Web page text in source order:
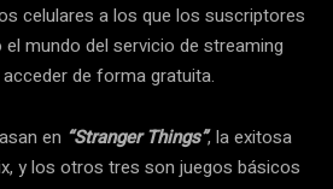
celulares a los que los suscriptores
mundo del servicio de streaming
de forma gratuita.
en “Stranger Things”, la exitosa
y los otros tres son juegos básicos